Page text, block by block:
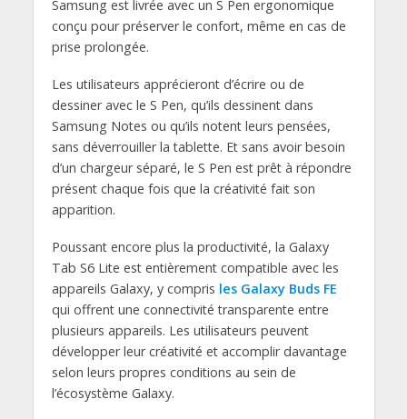
Samsung est livrée avec un S Pen ergonomique
conçu pour préserver le confort, même en cas de
prise prolongée.
Les utilisateurs apprécieront d’écrire ou de
dessiner avec le S Pen, qu’ils dessinent dans
Samsung Notes ou qu’ils notent leurs pensées,
sans déverrouiller la tablette. Et sans avoir besoin
d’un chargeur séparé, le S Pen est prêt à répondre
présent chaque fois que la créativité fait son
apparition.
Poussant encore plus la productivité, la Galaxy
Tab S6 Lite est entièrement compatible avec les
appareils Galaxy, y compris les Galaxy Buds FE
qui offrent une connectivité transparente entre
plusieurs appareils. Les utilisateurs peuvent
développer leur créativité et accomplir davantage
selon leurs propres conditions au sein de
l’écosystème Galaxy.